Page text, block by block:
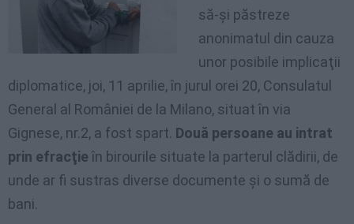
să-şi păstreze
anonimatul din cauza
unor posibile implicaţii
diplomatice, joi, 11 aprilie, în jurul orei 20, Consulatul
General al României de la Milano, situat în via
Gignese, nr.2, a fost spart. Două persoane au intrat
prin efracţie în birourile situate la parterul clădirii, de
unde ar fi sustras diverse documente şi o sumă de
bani.